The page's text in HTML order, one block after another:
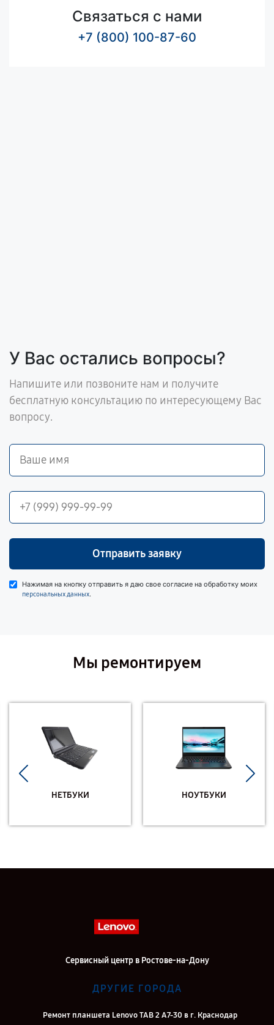
Связаться с нами
+7 (800) 100-87-60
У Вас остались вопросы?
Напишите или позвоните нам и получите
бесплатную консультацию по интересующему Вас
вопросу.
Отправить заявку
Нажимая на кнопку отправить я даю свое согласие на обработку моих
персональных данных.
Мы ремонтируем
НЕТБУКИ НОУТБУКИ
Сервисный центр в Ростове-на-Дону
ДРУГИЕ ГОРОДА
Ремонт планшета Lenovo TAB 2 A7-30 в г. Краснодар